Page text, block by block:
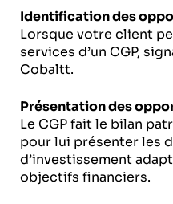
Identification des
Lorsque votre client
services d’un CGP,
Cobaltt.
Présentation des
Le CGP fait le bilan
pour lui présenter les
d’investissement
objectifs financiers.